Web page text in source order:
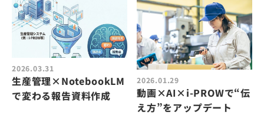
2026.03.31
生産管理×NotebookLM
で変わる報告資料作成
2026.01.29
動画×AI×i-PROWで“伝
え方”をアップデート